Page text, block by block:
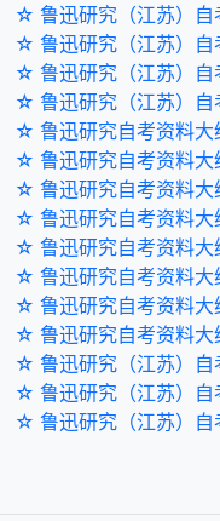
☆ 鲁迅研究（江苏）自
☆ 鲁迅研究（江苏）自
☆ 鲁迅研究（江苏）自
☆ 鲁迅研究（江苏）自
☆ 鲁迅研究自考资料大
☆ 鲁迅研究自考资料大
☆ 鲁迅研究自考资料大
☆ 鲁迅研究自考资料大
☆ 鲁迅研究自考资料大
☆ 鲁迅研究自考资料大
☆ 鲁迅研究自考资料大
☆ 鲁迅研究自考资料大
☆ 鲁迅研究（江苏）自
☆ 鲁迅研究（江苏）自
☆ 鲁迅研究（江苏）自